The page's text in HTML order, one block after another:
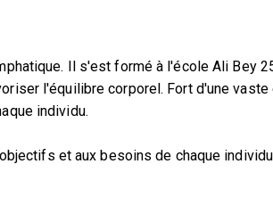
Il s'est formé à l'école Ali Bey
l'équilibre corporel. Fort d'une vaste
individu.
et aux besoins de chaque